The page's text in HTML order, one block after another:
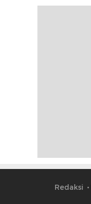
Redaksi